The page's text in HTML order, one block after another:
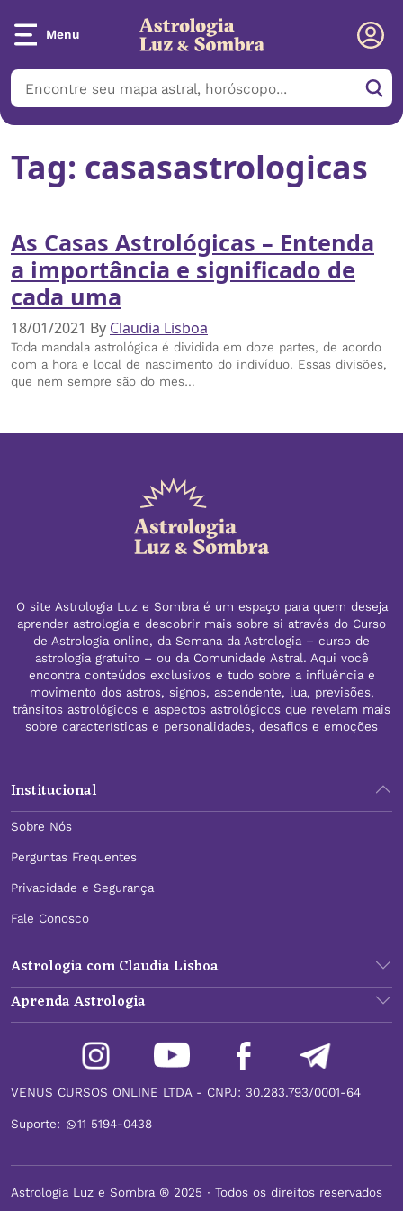
Menu
Tag: casasastrologicas
As Casas Astrológicas – Entenda
a importância e significado de
cada uma
18/01/2021 By Claudia Lisboa
Toda mandala astrológica é dividida em doze partes, de acordo
com a hora e local de nascimento do indivíduo. Essas divisões,
que nem sempre são do mes…
O site Astrologia Luz e Sombra é um espaço para quem deseja
aprender astrologia e descobrir mais sobre si através do Curso
de Astrologia online, da Semana da Astrologia – curso de
astrologia gratuito – ou da Comunidade Astral. Aqui você
encontra conteúdos exclusivos e tudo sobre a influência e
movimento dos astros, signos, ascendente, lua, previsões,
trânsitos astrológicos e aspectos astrológicos que revelam mais
sobre características e personalidades, desafios e emoções
Institucional
Sobre Nós
Perguntas Frequentes
Privacidade e Segurança
Fale Conosco
Astrologia com Claudia Lisboa
Aprenda Astrologia
VENUS CURSOS ONLINE LTDA - CNPJ: 30.283.793/0001-64
Suporte: 11 5194-0438
Astrologia Luz e Sombra ® 2025 ∙ Todos os direitos reservados